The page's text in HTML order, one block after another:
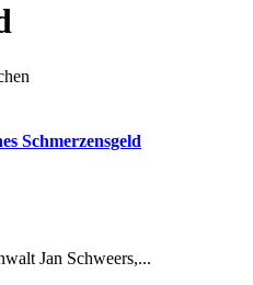
Schmerzensgeld
Jan Schweers,...